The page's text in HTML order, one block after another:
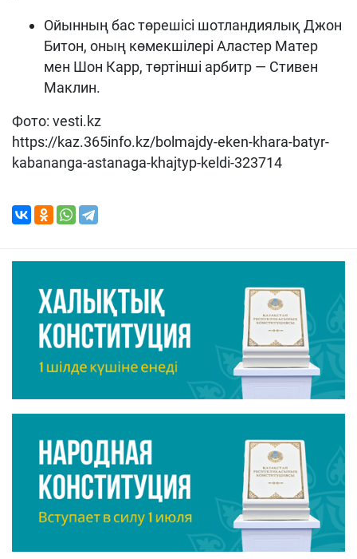
Ойынның бас төрешісі шотландиялық Джон
Битон, оның көмекшілері Аластер Матер
мен Шон Карр, төртінші арбитр — Стивен
Маклин.
Фото: vesti.kz
https://kaz.365info.kz/bolmajdy-eken-khara-batyr-
kabananga-astanaga-khajtyp-keldi-323714